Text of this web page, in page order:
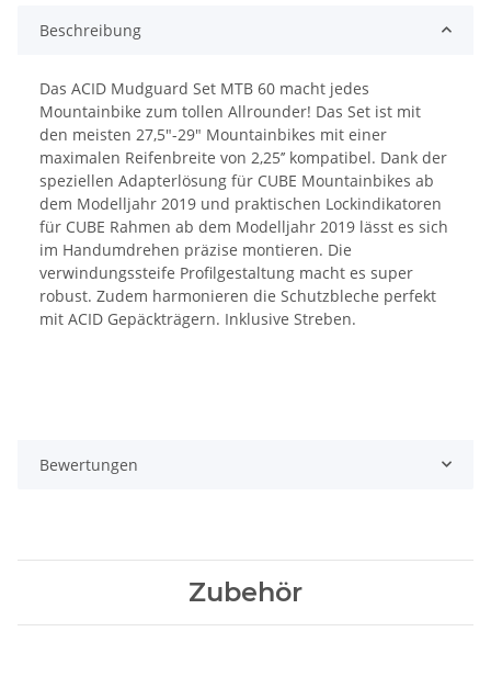
Beschreibung
Das ACID Mudguard Set MTB 60 macht jedes
Mountainbike zum tollen Allrounder! Das Set ist mit
den meisten 27,5"-29" Mountainbikes mit einer
maximalen Reifenbreite von 2,25’’ kompatibel. Dank der
speziellen Adapterlösung für CUBE Mountainbikes ab
dem Modelljahr 2019 und praktischen Lockindikatoren
für CUBE Rahmen ab dem Modelljahr 2019 lässt es sich
im Handumdrehen präzise montieren. Die
verwindungssteife Profilgestaltung macht es super
robust. Zudem harmonieren die Schutzbleche perfekt
mit ACID Gepäckträgern. Inklusive Streben.
Bewertungen
Zubehör